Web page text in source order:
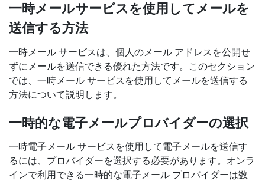
一時メールサービスを使用してメールを
送信する方法
一時メール サービスは、個人のメール アドレスを公開せ
ずにメールを送信できる優れた方法です。このセクション
では、一時メール サービスを使用してメールを送信する
方法について説明します。
一時的な電子メールプロバイダーの選択
一時電子メール サービスを使用して電子メールを送信す
るには、プロバイダーを選択する必要があります。オンラ
インで利用できる一時的な電子メール プロバイダーは数